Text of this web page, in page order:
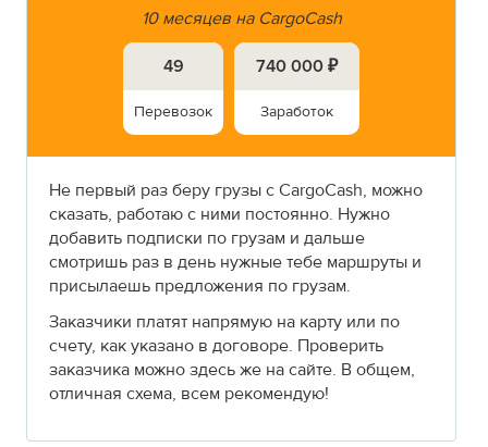
10 месяцев на CargoCash
49
Перевозок
740 000 ₽
Заработок
Не первый раз беру грузы с CargoCash, можно
сказать, работаю с ними постоянно. Нужно
добавить подписки по грузам и дальше
смотришь раз в день нужные тебе маршруты и
присылаешь предложения по грузам.
Заказчики платят напрямую на карту или по
счету, как указано в договоре. Проверить
заказчика можно здесь же на сайте. В общем,
отличная схема, всем рекомендую!